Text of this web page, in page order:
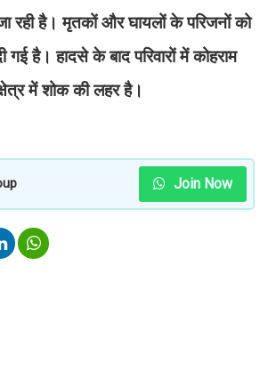
रही है। मृतकों और घायलों के परिजनों को
है। हादसे के बाद परिवारों में कोहराम
में शोक की लहर है।
Join Now